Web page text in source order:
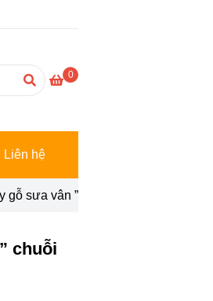
0
Liên hệ
gỗ sưa vân ” Mặt Quỷ” chuỗi 12 hạt
chuỗi